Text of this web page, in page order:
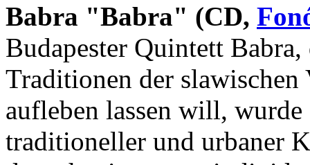
Babra "Babra" (CD,
Budapester Quintett
Traditionen der
aufleben lassen will,
traditioneller und urbaner